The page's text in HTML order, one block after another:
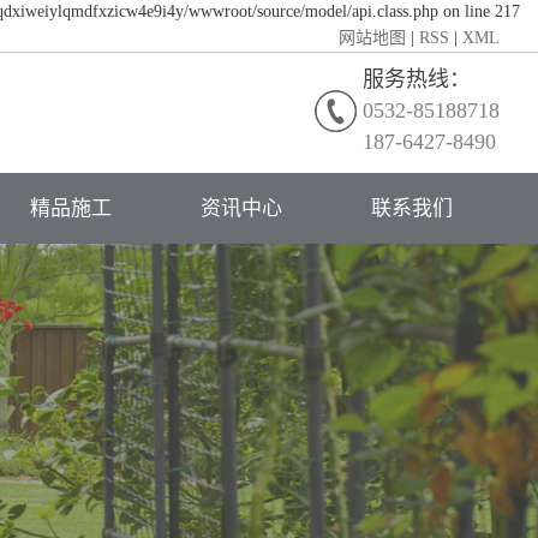
wwwroot/source/model/api.class.php on line 217
网站地图
RSS XML
服务热线：
0532-85188718
187-6427-8490
精品施工 资讯中心
公司新闻
行业动态
常见问题
联系我们